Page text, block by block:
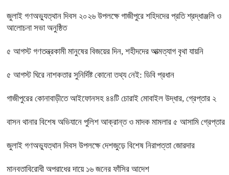
জুলাই গণঅভ্যুত্থান দিবস ২০২৬ উপলক্ষে গাজীপুরে শহিদদের প্রতি শ্রদ্ধাঞ্জলি ও
আলোচনা সভা অনুষ্ঠিত
৫ আগস্ট গণতন্ত্রকামী মানুষের বিজয়ের দিন, শহীদদের আত্মত্যাগ বৃথা যায়নি
৫ আগস্ট ঘিরে নাশকতার সুনির্দিষ্ট কোনো তথ্য নেই: ডিবি প্রধান
গাজীপুরের কোনাবাড়ীতে আইফোনসহ ৪৪টি চোরাই মোবাইল উদ্ধার, গ্রেপ্তার ২
বাসন থানার বিশেষ অভিযানে পুলিশ আক্রান্ত ও মাদক মামলার ৫ আসামি গ্রেপ্তার
জুলাই গণঅভ্যুত্থান দিবস উপলক্ষে দেশজুড়ে বিশেষ নিরাপত্তা জোরদার
মানবতাবিরোধী অপরাধের দায়ে ১৬ জনের ফাঁসির আদেশ